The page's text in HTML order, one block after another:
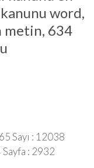
word,
metin, 634
Sayı : 12038
Sayfa : 2932